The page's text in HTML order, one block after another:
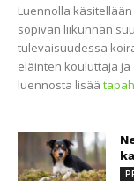
Luennolla
sopivan liikunnan
tulevaisuudessa
eläinten kouluttaja
luennosta lisää